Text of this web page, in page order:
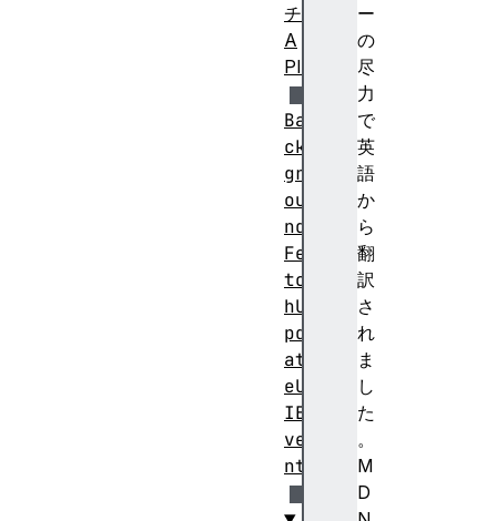
ー
の
尽
力
で
英
語
か
ら
翻
訳
さ
れ
ま
し
た
。
M
D
チ
A
PI
Ba
ck
gr
ou
nd
Fe
tc
hU
pd
at
eU
IE
ve
nt